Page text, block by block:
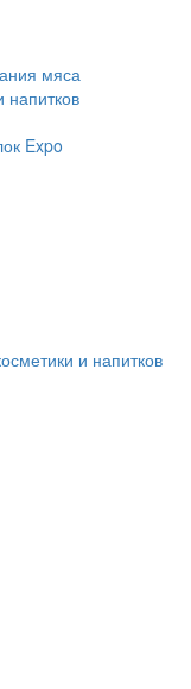
мяса
напитков
Expo
и напитков